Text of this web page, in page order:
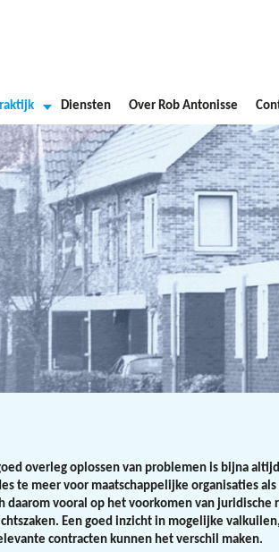
Diensten Over Rob Antonisse
overleg oplossen van problemen is bijna
te meer voor maatschappelijke organisaties
daarom vooral op het voorkomen van juridische
Een goed inzicht in mogelijke
contracten kunnen het verschil maken.